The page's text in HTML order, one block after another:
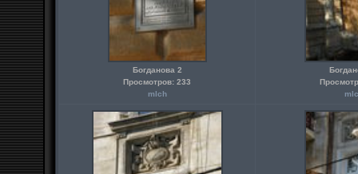
Богданова 2
Просмотров: 233
mlch